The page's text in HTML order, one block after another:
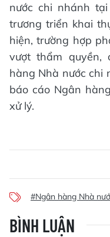
nước chi nhánh
trương triển khai
hiện, trường hợp
vượt thẩm quyền,
hàng Nhà nước chi
báo cáo Ngân
xử lý.
#Ngân hàng Nhà
BÌNH LUẬN